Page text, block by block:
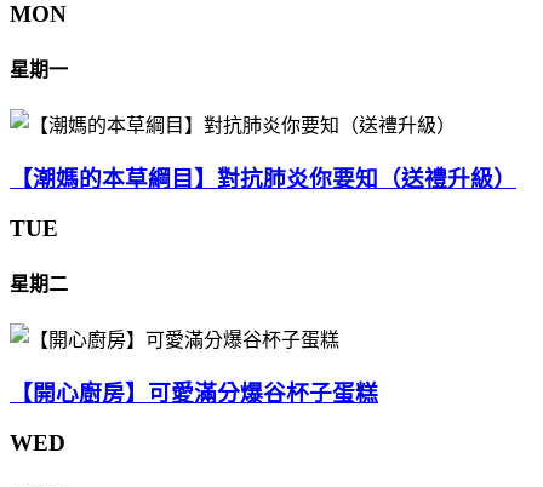
MON
星期一
【潮媽的本草綱目】對抗肺炎你要知（送禮升級）
TUE
星期二
【開心廚房】可愛滿分爆谷杯子蛋糕
WED